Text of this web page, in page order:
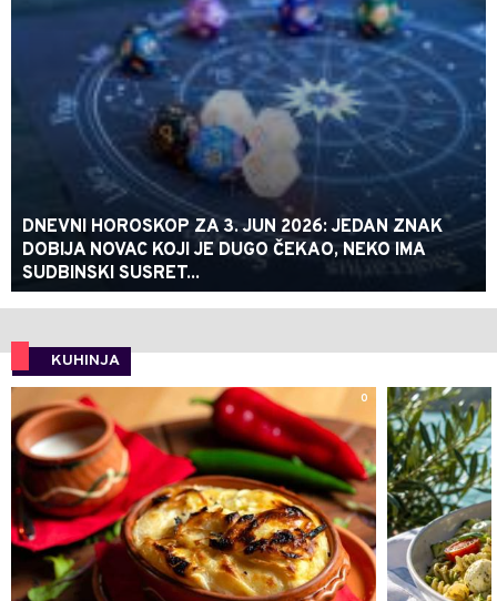
DNEVNI HOROSKOP ZA 3. JUN 2026: JEDAN ZNAK
DOBIJA NOVAC KOJI JE DUGO ČEKAO, NEKO IMA
SUDBINSKI SUSRET...
KUHINJA
0